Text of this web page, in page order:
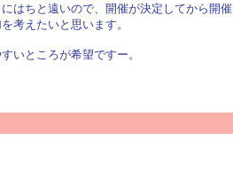
はちと遠いので、開催が決定してから開催
考えたいと思います。
いところが希望ですー。